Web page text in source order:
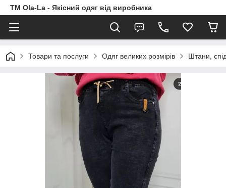
TM Ola-La - Якісний одяг від виробника
Товари та послуги Одяг великих розмірів Штани,